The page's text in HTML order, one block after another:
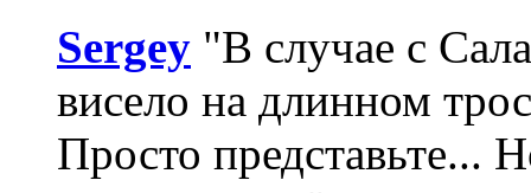
Sergey "В случае с
висело на длинном
Просто представьте...